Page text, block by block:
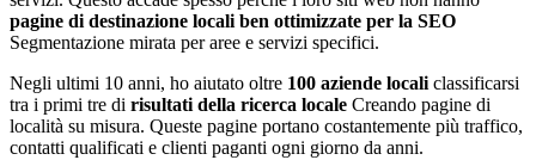
pagine di destinazione locali ben ottimizzate per la SEO
Segmentazione mirata per aree e servizi specifici.
Negli ultimi 10 anni, ho aiutato oltre 100 aziende locali classificarsi
tra i primi tre di risultati della ricerca locale Creando pagine di
località su misura. Queste pagine portano costantemente più traffico,
contatti qualificati e clienti paganti ogni giorno da anni.